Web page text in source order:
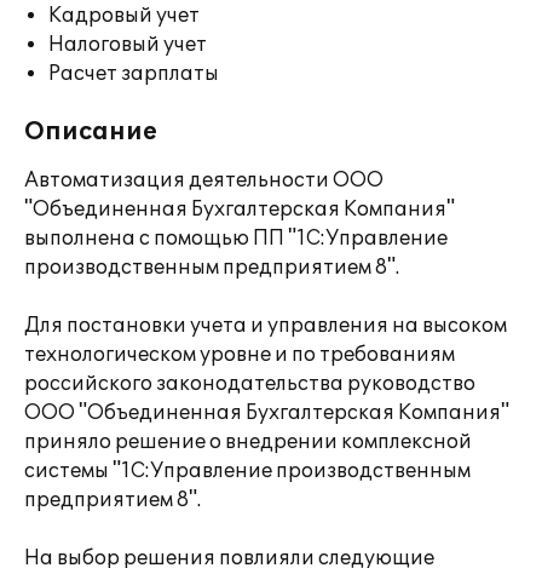
Кадровый учет
Налоговый учет
Расчет зарплаты
Описание
Автоматизация деятельности ООО
"Объединенная Бухгалтерская Компания"
выполнена c помощью ПП "1С:Управление
производственным предприятием 8".
Для постановки учета и управления на высоком
технологическом уровне и по требованиям
российского законодательства руководство
ООО "Объединенная Бухгалтерская Компания"
приняло решение о внедрении комплексной
системы "1С:Управление производственным
предприятием 8".
На выбор решения повлияли следующие